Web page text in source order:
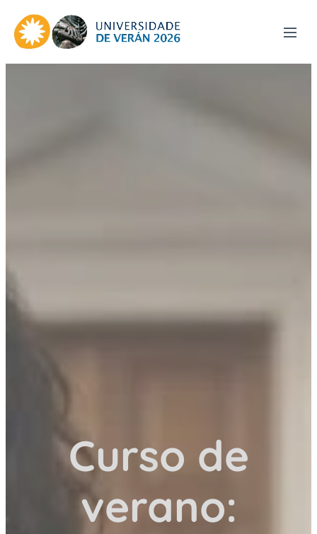
Curso de
verano: